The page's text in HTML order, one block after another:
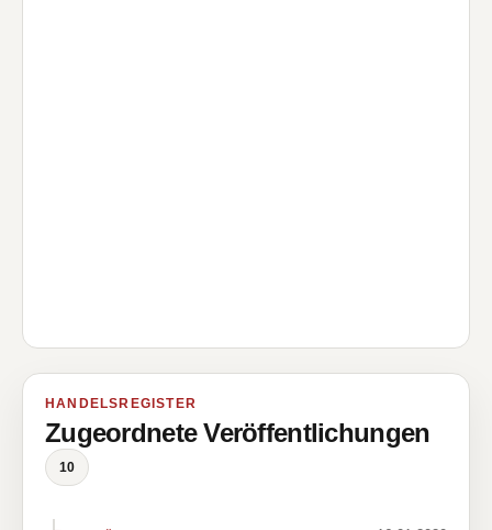
HANDELSREGISTER
Zugeordnete Veröffentlichungen
10